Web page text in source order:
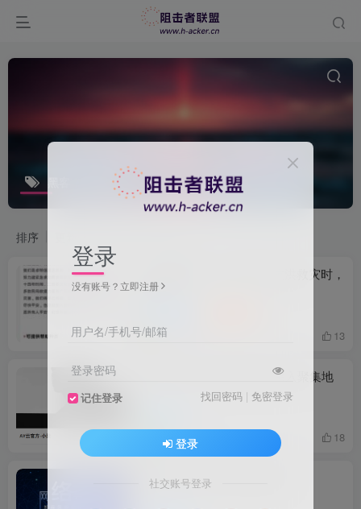
共34篇
排序
【嘉豪现世】当大家都在抗洪救灾时，
嘉豪在……
13
未满14的小学生黑客妄图黑入聚集地
6个月前 18
网络安全的伦理与道德问题
登录
没有账号？立即注册
用户名/手机号/邮箱
登录密码
记住登录 找回密码 | 免密登录
登录
社交账号登录